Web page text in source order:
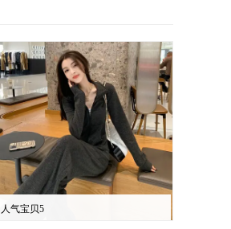
人气宝贝5